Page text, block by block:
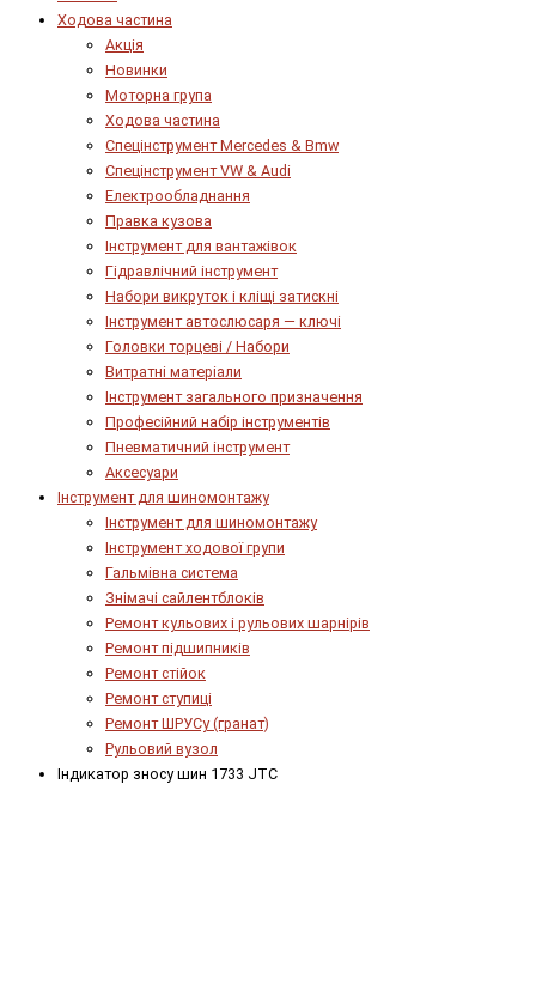
Ходова частина
Акція
Новинки
Моторна група
Ходова частина
Спецінструмент Mercedes & Bmw
Спецінструмент VW & Audi
Електрообладнання
Правка кузова
Інструмент для вантажівок
Гідравлічний інструмент
Набори викруток і кліщі затискні
Інструмент автослюсаря — ключі
Головки торцеві / Набори
Витратні матеріали
Інструмент загального призначення
Професійний набір інструментів
Пневматичний інструмент
Аксесуари
Інструмент для шиномонтажу
Інструмент для шиномонтажу
Інструмент ходової групи
Гальмівна система
Знімачі сайлентблоків
Ремонт кульових і рульових шарнірів
Ремонт підшипників
Ремонт стійок
Ремонт ступиці
Ремонт ШРУСу (гранат)
Рульовий вузол
Індикатор зносу шин 1733 JTC